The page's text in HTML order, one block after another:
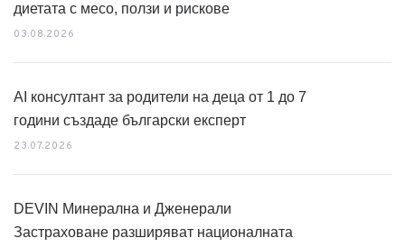
диетата с месо, ползи и рискове
03.08.2026
AI консултант за родители на деца от 1 до 7
години създаде български експерт
23.07.2026
DEVIN Минерална и Дженерали
Застраховане разширяват националната